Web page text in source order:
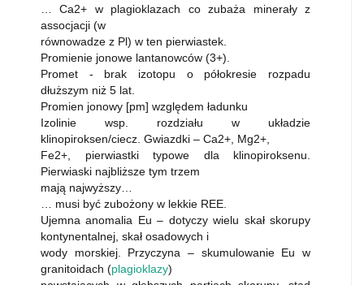
… Ca2+ w plagioklazach co zubaża minerały z
assocjacji (w
równowadze z Pl) w ten pierwiastek.
Promienie jonowe lantanowców (3+).
Promet - brak izotopu o półokresie rozpadu
dłuższym niż 5 lat.
Promien jonowy [pm] względem ładunku
Izolinie wsp. rozdziału w układzie
klinopiroksen/ciecz. Gwiazdki – Ca2+, Mg2+,
Fe2+, pierwiastki typowe dla klinopiroksenu.
Pierwiaski najbliższe tym trzem
mają najwyższy…
… musi być zubożony w lekkie REE.
Ujemna anomalia Eu – dotyczy wielu skał skorupy
kontynentalnej, skał osadowych i
wody morskiej. Przyczyna – skumulowanie Eu w
granitoidach (plagioklazy)